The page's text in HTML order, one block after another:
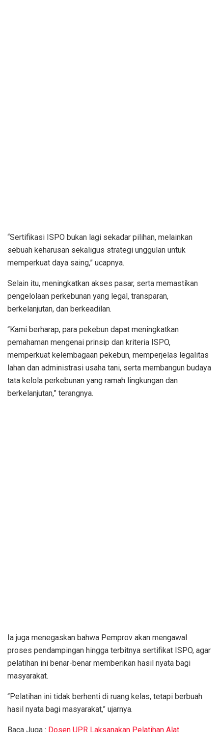
“Sertifikasi ISPO bukan lagi sekadar pilihan, melainkan
sebuah keharusan sekaligus strategi unggulan untuk
memperkuat daya saing,” ucapnya.
Selain itu, meningkatkan akses pasar, serta memastikan
pengelolaan perkebunan yang legal, transparan,
berkelanjutan, dan berkeadilan.
“Kami berharap, para pekebun dapat meningkatkan
pemahaman mengenai prinsip dan kriteria ISPO,
memperkuat kelembagaan pekebun, memperjelas legalitas
lahan dan administrasi usaha tani, serta membangun budaya
tata kelola perkebunan yang ramah lingkungan dan
berkelanjutan,” terangnya.
Ia juga menegaskan bahwa Pemprov akan mengawal
proses pendampingan hingga terbitnya sertifikat ISPO, agar
pelatihan ini benar-benar memberikan hasil nyata bagi
masyarakat.
“Pelatihan ini tidak berhenti di ruang kelas, tetapi berbuah
hasil nyata bagi masyarakat,” ujarnya.
Baca Juga : Dosen UPR Laksanakan Pelatihan Alat